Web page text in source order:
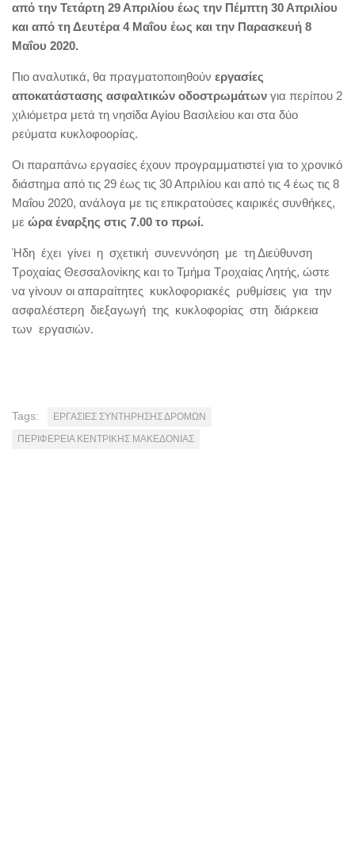
από την Τετάρτη 29 Απριλίου έως την Πέμπτη 30 Απριλίου
και από τη Δευτέρα 4 Μαΐου έως και την Παρασκευή 8
Μαΐου 2020.
Πιο αναλυτικά, θα πραγματοποιηθούν εργασίες
αποκατάστασης ασφαλτικών οδοστρωμάτων για περίπου 2
χιλιόμετρα μετά τη νησίδα Αγίου Βασιλείου και στα δύο
ρεύματα κυκλοφοορίας.
Οι παραπάνω εργασίες έχουν προγραμματιστεί για το χρονικό
διάστημα από τις 29 έως τις 30 Απριλίου και από τις 4 έως τις 8
Μαΐου 2020, ανάλογα με τις επικρατούσες καιρικές συνθήκες,
με ώρα έναρξης στις 7.00 το πρωί.
Ήδη έχει γίνει η σχετική συνεννόηση με τη Διεύθυνση
Τροχαίας Θεσσαλονίκης και το Τμήμα Τροχαίας Λητής, ώστε
να γίνουν οι απαραίτητες κυκλοφοριακές ρυθμίσεις για την
ασφαλέστερη διεξαγωγή της κυκλοφορίας στη διάρκεια
των εργασιών.
Tags:
ΕΡΓΑΣΙΕΣ ΣΥΝΤΗΡΗΣΗΣ ΔΡΟΜΩΝ
ΠΕΡΙΦΕΡΕΙΑ ΚΕΝΤΡΙΚΗΣ ΜΑΚΕΔΟΝΙΑΣ